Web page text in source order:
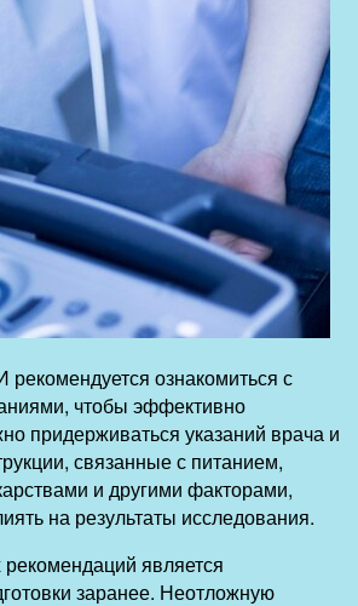
ознакомиться с
чтобы эффективно
придерживаться указаний врача и
связанные с питанием,
и другими факторами,
на результаты исследования.
является
заранее. Неотложную